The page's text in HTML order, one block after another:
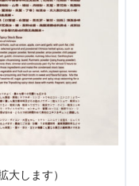
します）